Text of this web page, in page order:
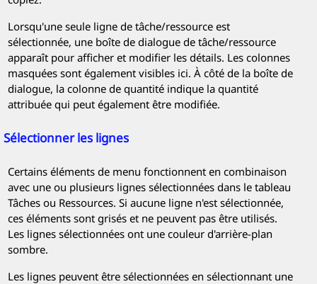
Lorsqu'une seule ligne de tâche/ressource est
sélectionnée, une boîte de dialogue de tâche/ressource
apparaît pour afficher et modifier les détails. Les colonnes
masquées sont également visibles ici. À côté de la boîte de
dialogue, la colonne de quantité indique la quantité
attribuée qui peut également être modifiée.
Sélectionner les lignes
Certains éléments de menu fonctionnent en combinaison
avec une ou plusieurs lignes sélectionnées dans le tableau
Tâches ou Ressources. Si aucune ligne n'est sélectionnée,
ces éléments sont grisés et ne peuvent pas être utilisés.
Les lignes sélectionnées ont une couleur d'arrière-plan
sombre.
Les lignes peuvent être sélectionnées en sélectionnant une